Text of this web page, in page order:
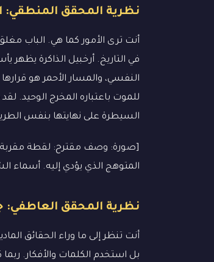
نظرية المحقق المنطقي:
أنت ترى الأمور كما هي. الباب
في التاريخ. أرخبيل الذاكرة يظهر
النفسي، والمسار الأحمر هو
للموت باعتباره المخرج الوحيد.
السيطرة على نهايتها بنفس
[صورة: وصف مقترح: لقطة مقربة
المتوهج الذي يؤدي إليه. أسماء
نظرية المحقق العاطفي:
أنت تنظر إلى ما وراء الحقائق
بل استخدم الكلمات والأفكار.